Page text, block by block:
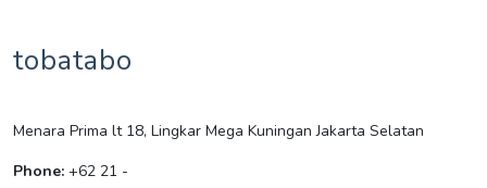
tobatabo
Menara Prima lt 18, Lingkar Mega Kuningan Jakarta Selatan
Phone: +62 21 -